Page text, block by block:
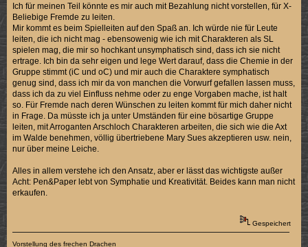
Ich für meinen Teil könnte es mir auch mit Bezahlung nicht vorstellen, für X-
Beliebige Fremde zu leiten.
Mir kommt es beim Spielleiten auf den Spaß an. Ich würde nie für Leute
leiten, die ich nicht mag - ebensowenig wie ich mit Charakteren als SL
spielen mag, die mir so hochkant unsymphatisch sind, dass ich sie nicht
ertrage. Ich bin da sehr eigen und lege Wert darauf, dass die Chemie in der
Gruppe stimmt (iC und oC) und mir auch die Charaktere symphatisch
genug sind, dass ich mir da von manchen die Vorwurf gefallen lassen muss,
dass ich da zu viel Einfluss nehme oder zu enge Vorgaben mache, ist halt
so. Für Fremde nach deren Wünschen zu leiten kommt für mich daher nicht
in Frage. Da müsste ich ja unter Umständen für eine bösartige Gruppe
leiten, mit Arroganten Arschloch Charakteren arbeiten, die sich wie die Axt
im Walde benehmen, völlig übertriebene Mary Sues akzeptieren usw. nein,
nur über meine Leiche.
Alles in allem verstehe ich den Ansatz, aber er lässt das wichtigste außer
Acht: Pen&Paper lebt von Symphatie und Kreativität. Beides kann man nicht
erkaufen.
Gespeichert
Vorstellung des frechen Drachen